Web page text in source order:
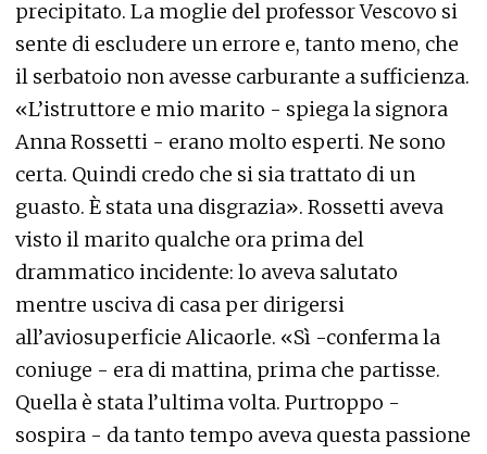
precipitato. La moglie del professor Vescovo si
sente di escludere un errore e, tanto meno, che
il serbatoio non avesse carburante a sufficienza.
«L’istruttore e mio marito - spiega la signora
Anna Rossetti - erano molto esperti. Ne sono
certa. Quindi credo che si sia trattato di un
guasto. È stata una disgrazia». Rossetti aveva
visto il marito qualche ora prima del
drammatico incidente: lo aveva salutato
mentre usciva di casa per dirigersi
all’aviosuperficie Alicaorle. «Sì -conferma la
coniuge - era di mattina, prima che partisse.
Quella è stata l’ultima volta. Purtroppo -
sospira - da tanto tempo aveva questa passione